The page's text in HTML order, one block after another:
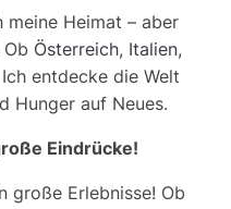
meine Heimat – aber
Österreich, Italien,
entdecke die Welt
Hunger auf Neues.
Eindrücke!
große Erlebnisse! Ob